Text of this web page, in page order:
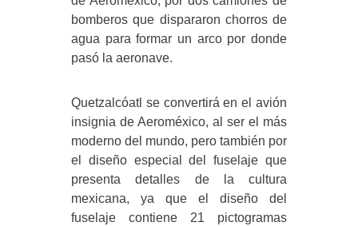
bomberos que dispararon chorros de
agua para formar un arco por donde
pasó la aeronave.
Quetzalcóatl se convertirá en el avión
insignia de Aeroméxico, al ser el más
moderno del mundo, pero también por
el diseño especial del fuselaje que
presenta detalles de la cultura
mexicana, ya que el diseño del
fuselaje contiene 21 pictogramas